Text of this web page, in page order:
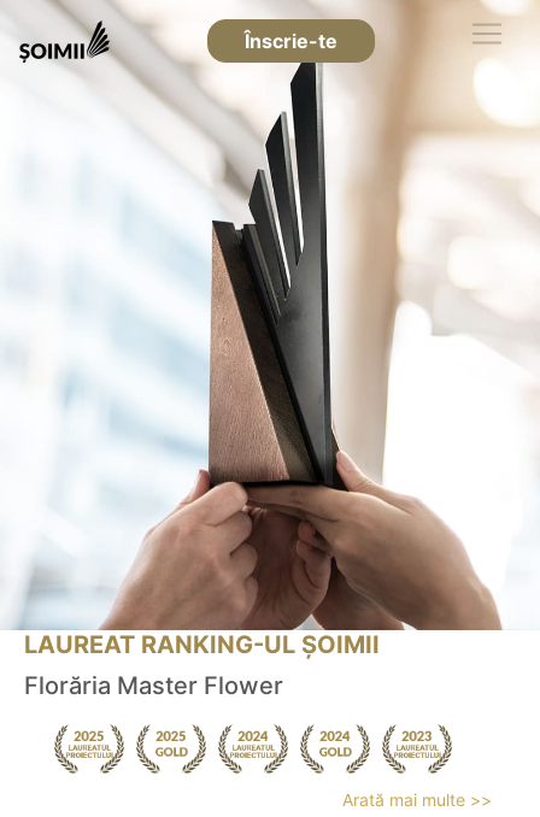
Înscrie-te
LAUREAT RANKING-UL ȘOIMII
Florăria Master Flower
Arată mai multe >>